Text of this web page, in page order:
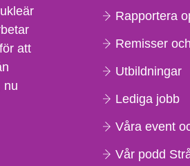
att
nu
Rapportera
Remisser
Utbildningar
Lediga jobb
Våra event
Vår podd